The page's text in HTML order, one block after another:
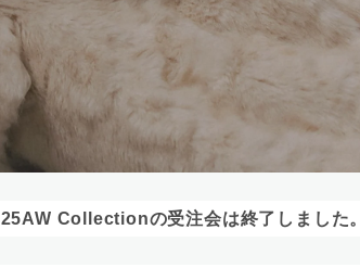
25AW Collectionの受注会は終了しました。